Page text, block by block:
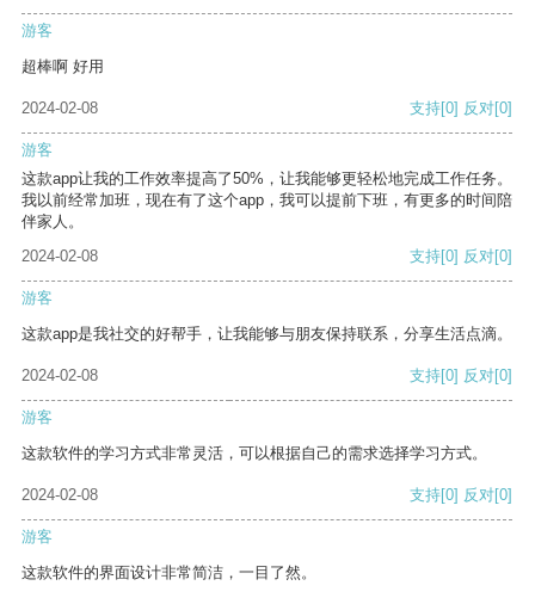
游客
超棒啊 好用
2024-02-08 支持[0] 反对[0]
游客
这款app让我的工作效率提高了50%，让我能够更轻松地完成工作任务。
我以前经常加班，现在有了这个app，我可以提前下班，有更多的时间陪
伴家人。
2024-02-08
支持[0] 反对[0]
游客
这款app是我社交的好帮手，让我能够与朋友保持联系，分享生活点滴。
2024-02-08 支持[0] 反对[0]
游客
这款软件的学习方式非常灵活，可以根据自己的需求选择学习方式。
2024-02-08 支持[0] 反对[0]
游客
这款软件的界面设计非常简洁，一目了然。